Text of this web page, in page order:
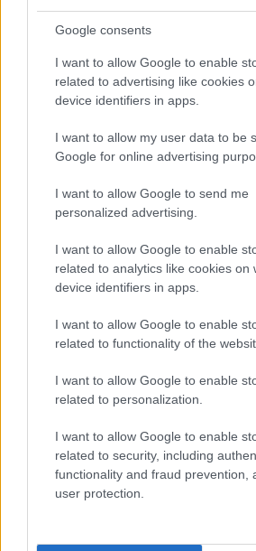
Google consents
I want to allow Google to enable
related to advertising like cookies
device identifiers in apps.
I want to allow my user data to be
Google for online advertising
I want to allow Google to send me
personalized advertising.
I want to allow Google to enable
related to analytics like cookies on
device identifiers in apps.
I want to allow Google to enable
related to functionality of the
I want to allow Google to enable
related to personalization.
I want to allow Google to enable
related to security, including
functionality and fraud prevention,
user protection.